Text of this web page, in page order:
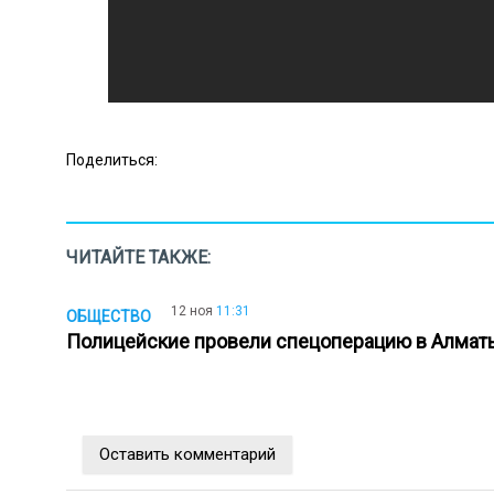
Поделиться:
ЧИТАЙТЕ ТАКЖЕ:
ОБЩЕСТВО 12 ноя 11:31
Полицейские провели спецоперацию в
Оставить комментарий